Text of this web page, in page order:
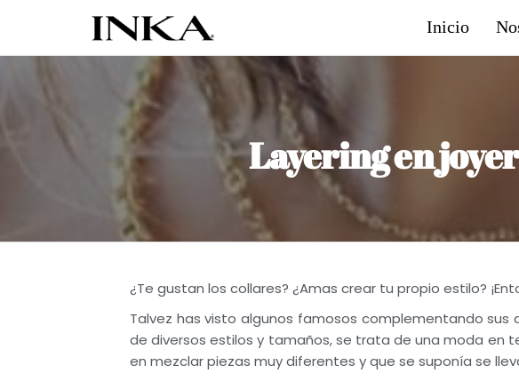
Accesorios
accesorios
Inka
Inicio
Layering en
¿Te gustan los collares? ¿Amas crear tu propio estilo?
Talvez has visto algunos famosos complementando
de diversos estilos y tamaños, se trata de una moda en
en mezclar piezas muy diferentes y que se suponía se